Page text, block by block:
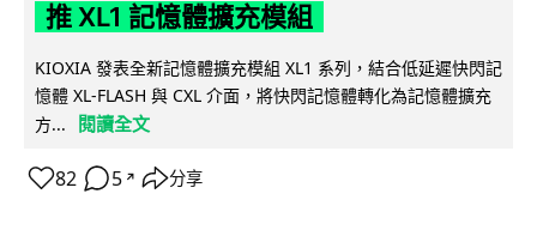
推 XL1 記憶體擴充模組
KIOXIA 發表全新記憶體擴充模組 XL1 系列，結合低延遲快閃記
憶體 XL-FLASH 與 CXL 介面，將快閃記憶體轉化為記憶體擴充
方...
閱讀全文
82 5 ↗ 分享